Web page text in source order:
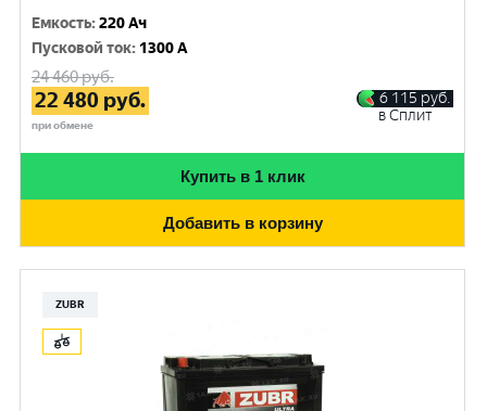
Емкость:220 Ач
Пусковой ток: 1300 A
24 460руб.
22 480 руб.
при обмене
6 115 руб.
в Сплит
Купить в 1 клик
Добавить в корзину
ZUBR